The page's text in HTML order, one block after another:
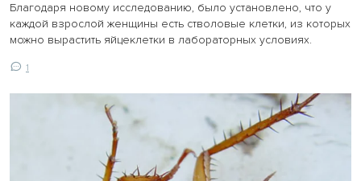
Благодаря новому исследованию, было установлено, что у
каждой взрослой женщины есть стволовые клетки, из которых
можно вырастить яйцеклетки в лабораторных условиях.
1